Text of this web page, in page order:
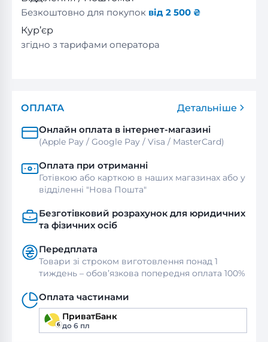
Безкоштовно для покупок від 2 500 ₴
Кур’єр
згідно з тарифами оператора
ОПЛАТА
Детальніше
Онлайн оплата в інтернет-магазині
(Apple Pay / Google Pay / Visa / MasterСard)
Оплата при отриманні
Готівкою або карткою в наших магазинах або у
відділенні "Нова Пошта"
Безготівковий розрахунок для юридичних
та фізичних осіб
Передплата
Товари зі строком виготовлення понад 1
тиждень – обов’язкова попередня оплата 100%
Оплата частинами
ПриватБанк
до 6 пл